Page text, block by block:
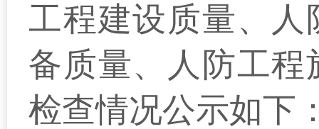
工程建设质量、
人
备质量、 人防工程
检查情况公示如下